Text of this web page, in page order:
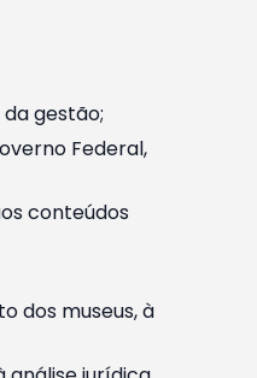
gestão;
Federal,
conteúdos
dos museus, à